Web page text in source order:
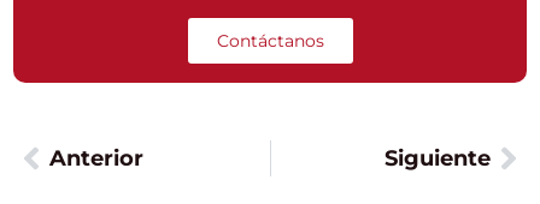
Contáctanos
Anterior Siguiente